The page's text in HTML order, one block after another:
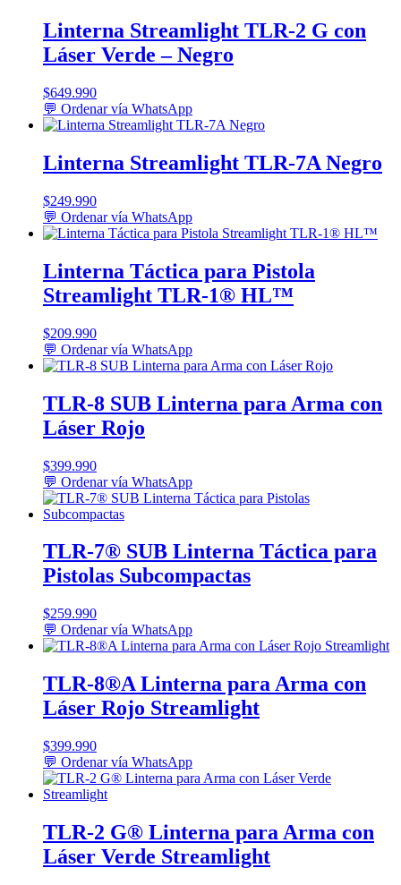
Linterna Streamlight TLR-2 G con
Láser Verde – Negro
$649.990
💬 Ordenar vía WhatsApp
Linterna Streamlight TLR-7A Negro
$249.990
💬 Ordenar vía WhatsApp
Linterna Táctica para Pistola
Streamlight TLR-1® HL™
$209.990
💬 Ordenar vía WhatsApp
TLR-8 SUB Linterna para Arma con
Láser Rojo
$399.990
💬 Ordenar vía WhatsApp
TLR-7® SUB Linterna Táctica para
Pistolas Subcompactas
$259.990
💬 Ordenar vía WhatsApp
TLR-8®A Linterna para Arma con
Láser Rojo Streamlight
$399.990
💬 Ordenar vía WhatsApp
TLR-2 G® Linterna para Arma con
Láser Verde Streamlight